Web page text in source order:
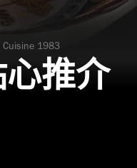
1983
Cuisine 1983
推介